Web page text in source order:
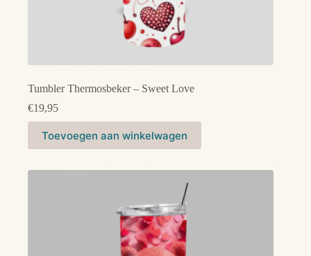
Tumbler Thermosbeker – Sweet Love
€19,95
Toevoegen aan winkelwagen